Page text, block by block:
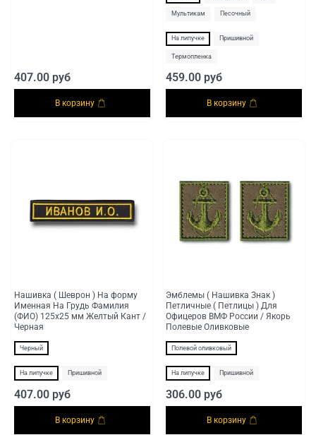
407.00 руб
В корзину
Мультикам Песочный
На липучке Пришивной
Термопленка
459.00 руб
В корзину
Нашивка ( Шеврон ) На форму
Именная На Грудь Фамилия
(ФИО) 125х25 мм Желтый Кант /
Черная
Черный
На липучке Пришивной
407.00 руб
В корзину
Эмблемы ( Нашивка Знак )
Петличные ( Петлицы ) Для
Офицеров ВМФ России / Якорь
Полевые Оливковые
Полевой оливковый
На липучке Пришивной
306.00 руб
В корзину